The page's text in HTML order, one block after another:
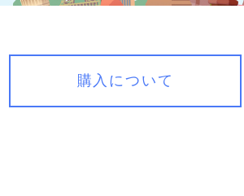
購入について